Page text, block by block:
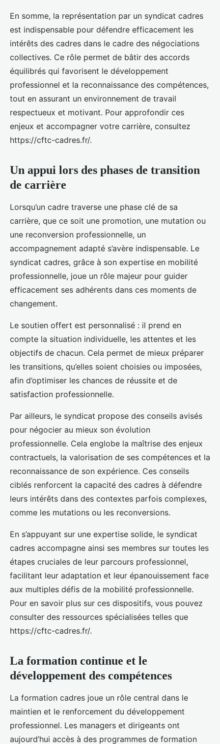
En somme, la représentation par un syndicat cadres
est indispensable pour défendre efficacement les
intérêts des cadres dans le cadre des négociations
collectives. Ce rôle permet de bâtir des accords
équilibrés qui favorisent le développement
professionnel et la reconnaissance des compétences,
tout en assurant un environnement de travail
respectueux et motivant. Pour approfondir ces
enjeux et accompagner votre carrière, consultez
https://cftc-cadres.fr/.
Un appui lors des phases de transition
de carrière
Lorsqu’un cadre traverse une phase clé de sa
carrière, que ce soit une promotion, une mutation ou
une reconversion professionnelle, un
accompagnement adapté s’avère indispensable. Le
syndicat cadres, grâce à son expertise en mobilité
professionnelle, joue un rôle majeur pour guider
efficacement ses adhérents dans ces moments de
changement.
Le soutien offert est personnalisé : il prend en
compte la situation individuelle, les attentes et les
objectifs de chacun. Cela permet de mieux préparer
les transitions, qu’elles soient choisies ou imposées,
afin d’optimiser les chances de réussite et de
satisfaction professionnelle.
Par ailleurs, le syndicat propose des conseils avisés
pour négocier au mieux son évolution
professionnelle. Cela englobe la maîtrise des enjeux
contractuels, la valorisation de ses compétences et la
reconnaissance de son expérience. Ces conseils
ciblés renforcent la capacité des cadres à défendre
leurs intérêts dans des contextes parfois complexes,
comme les mutations ou les reconversions.
En s’appuyant sur une expertise solide, le syndicat
cadres accompagne ainsi ses membres sur toutes les
étapes cruciales de leur parcours professionnel,
facilitant leur adaptation et leur épanouissement face
aux multiples défis de la mobilité professionnelle.
Pour en savoir plus sur ces dispositifs, vous pouvez
consulter des ressources spécialisées telles que
https://cftc-cadres.fr/.
La formation continue et le
développement des compétences
La formation cadres joue un rôle central dans le
maintien et le renforcement du développement
professionnel. Les managers et dirigeants ont
aujourd’hui accès à des programmes de formation